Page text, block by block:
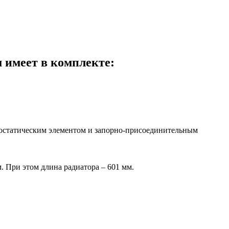
в комплекте:
элементом и запорно-присоединительным
При этом длина радиатора – 601 мм.